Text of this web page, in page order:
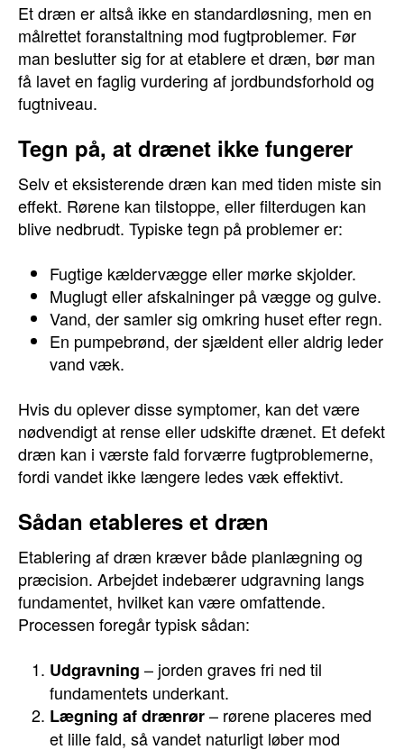
Et dræn er altså ikke en standardløsning, men en
målrettet foranstaltning mod fugtproblemer. Før
man beslutter sig for at etablere et dræn, bør man
få lavet en faglig vurdering af jordbundsforhold og
fugtniveau.
Tegn på, at drænet ikke fungerer
Selv et eksisterende dræn kan med tiden miste sin
effekt. Rørene kan tilstoppe, eller filterdugen kan
blive nedbrudt. Typiske tegn på problemer er:
Fugtige kældervægge eller mørke skjolder.
Muglugt eller afskalninger på vægge og gulve.
Vand, der samler sig omkring huset efter regn.
En pumpebrønd, der sjældent eller aldrig leder
vand væk.
Hvis du oplever disse symptomer, kan det være
nødvendigt at rense eller udskifte drænet. Et defekt
dræn kan i værste fald forværre fugtproblemerne,
fordi vandet ikke længere ledes væk effektivt.
Sådan etableres et dræn
Etablering af dræn kræver både planlægning og
præcision. Arbejdet indebærer udgravning langs
fundamentet, hvilket kan være omfattende.
Processen foregår typisk sådan:
Udgravning – jorden graves fri ned til
fundamentets underkant.
Lægning af drænrør– rørene placeres med
et lille fald, så vandet naturligt løber mod